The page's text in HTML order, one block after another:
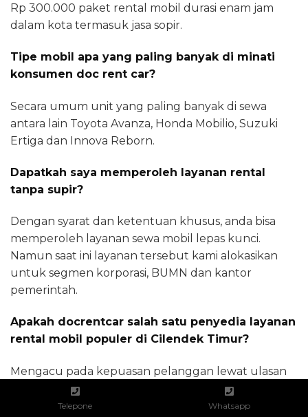
Rp 300.000 paket rental mobil durasi enam jam
dalam kota termasuk jasa sopir.
Tipe mobil apa yang paling banyak di minati
konsumen doc rent car?
Secara umum unit yang paling banyak di sewa
antara lain Toyota Avanza, Honda Mobilio, Suzuki
Ertiga dan Innova Reborn.
Dapatkah saya memperoleh layanan rental
tanpa supir?
Dengan syarat dan ketentuan khusus, anda bisa
memperoleh layanan sewa mobil lepas kunci.
Namun saat ini layanan tersebut kami alokasikan
untuk segmen korporasi, BUMN dan kantor
pemerintah.
Apakah docrentcar salah satu penyedia layanan
rental mobil populer di Cilendek Timur?
Mengacu pada kepuasan pelanggan lewat ulasan
yang diberikan sekaligus tersedianya mobil 24 jam,
kami layak memperoleh predikat sebagai
Telepone Whatsapp